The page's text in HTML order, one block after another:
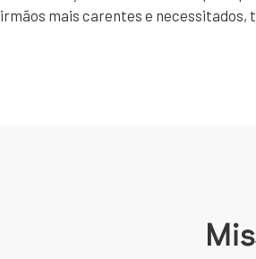
irmãos mais carentes e necessitados,